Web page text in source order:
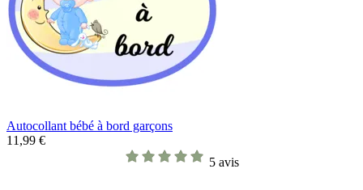
Autocollant bébé à bord garçons
11,99 €
5 avis